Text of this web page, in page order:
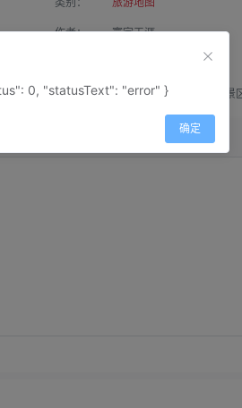
作者： 寰宇天涯
属性： 地图属性： 地图类型-景
0, "statusText": "error" }
确定